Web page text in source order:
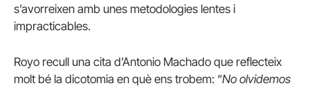
s’avorreixen amb unes metodologies lentes i
impracticables.
Royo recull una cita d’Antonio Machado que reflecteix
molt bé la dicotomia en què ens trobem: “No olvidemos